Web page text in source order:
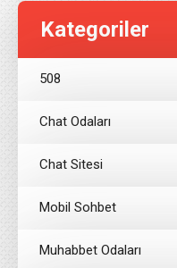
Kategoriler
508
Chat Odaları
Chat Sitesi
Mobil Sohbet
Muhabbet Odaları